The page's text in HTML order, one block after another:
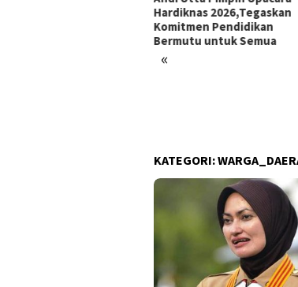
«
ke – 66 Tahun: Menata
Investasi, Menyongsong
Masa Depan
KATEGORI: